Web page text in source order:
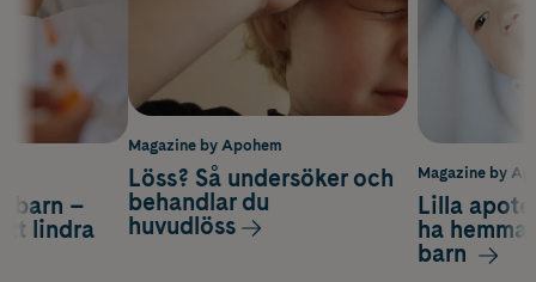
Magazine by
Lilla
ha
barn
barn –
lindra
Magazine by Apohem
Löss? Så undersöker och
behandlar du
huvudlöss